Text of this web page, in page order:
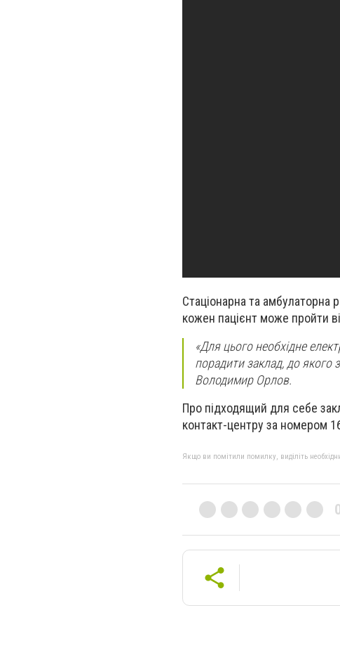
Стаціонарна та амбулаторна
кожен пацієнт може пройти
«Для цього необхідне
порадити заклад, до якого
Володимир Орлов.
Про підходящий для себе
контакт-центру за номером
Якщо ви помітили помилку, виділіть